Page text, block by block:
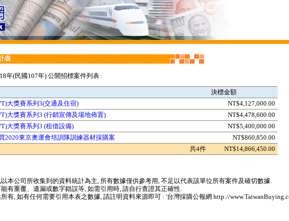
表
年(民國107年) 公開招標案件列表 :
決標金額
大獎賽系列3(交通及住宿)
NT$4,127,000.00
大獎賽系列3 (行銷宣傳及場地佈置)
NT$4,478,600.00
大獎賽系列3 (租借設備)
NT$5,400,000.00
2020東京奧運會培訓隊訓練器材採購案
NT$860,850.00
共4件
NT$14,866,450.00
本公司所收集到的資料統計為主, 所有數據僅供參考用, 不足以代表該單位所有案件及確切數據.
有重覆、遺漏或數字錯誤等, 如需引用時, 請自行查證其正確性.
有, 如有任何需要引用本表之數據, 請註明資料來源即可 : '台灣採購公報網 http://